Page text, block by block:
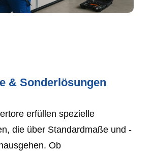
& Sonderlösungen
erfüllen spezielle
die über Standardmaße und -
Ob